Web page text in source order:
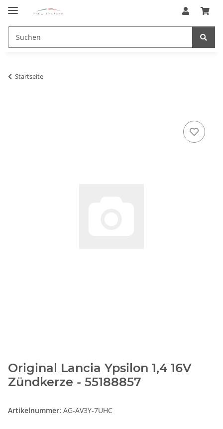
Startseite
Original Lancia Ypsilon 1,4 16V
Zündkerze - 55188857
Artikelnummer: AG-AV3Y-7UHC